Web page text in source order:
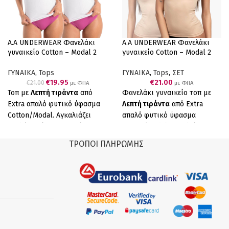
Α.A UNDERWEAR Φανελάκι
γυναικείο Cotton – Modal 2
ΓΥΝΑΙΚΑ, Tops
€21.00 €19.95 με ΦΠΑ
Τοπ με Λεπτή τιράντα από
Extra απαλό φυτικό ύφασμα
Cotton/Modal. Αγκαλιάζει
καθημερινή χρήση και στα
Προϊόν Παραγωγής μας 2
Α.A UNDERWEAR Φανελάκι
γυναικείο Cotton – Modal 2
ΓΥΝΑΙΚΑ, Tops, ΣΕΤ
€21.00 με ΦΠΑ
Φανελάκι γυναικείο τοπ με
Λεπτή τιράντα από Extra
απαλό φυτικό ύφασμα
αίσθηση. Ανθεκτικό στην
συχνά πλυσίματα. Ελληνικό
Προϊόν Παραγωγής μας 2
τεμάχια (2 μπεζ)
ΤΡΌΠΟΙ ΠΛΗΡΩΜΉΣ